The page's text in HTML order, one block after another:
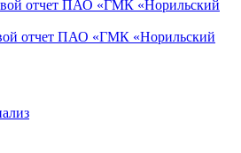
отчет ПАО «ГМК «Норильский
отчет ПАО «ГМК «Норильский